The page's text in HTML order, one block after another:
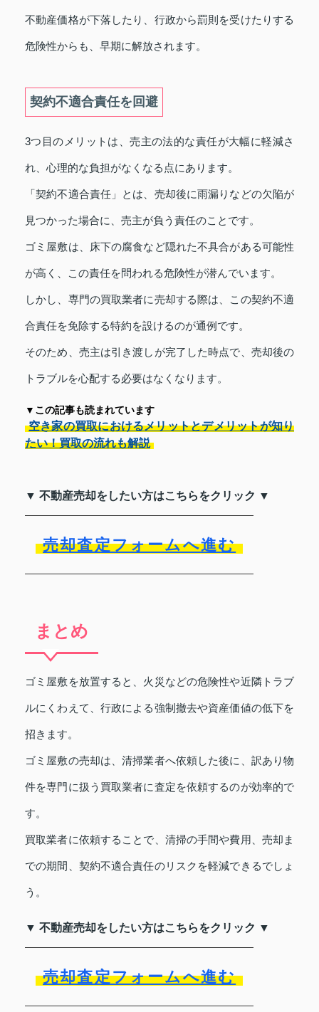
不動産価格が下落したり、行政から罰則を受けたりする
危険性からも、早期に解放されます。
契約不適合責任を回避
3つ目のメリットは、売主の法的な責任が大幅に軽減さ
れ、心理的な負担がなくなる点にあります。
「契約不適合責任」とは、売却後に雨漏りなどの欠陥が
見つかった場合に、売主が負う責任のことです。
ゴミ屋敷は、床下の腐食など隠れた不具合がある可能性
が高く、この責任を問われる危険性が潜んでいます。
しかし、専門の買取業者に売却する際は、この契約不適
合責任を免除する特約を設けるのが通例です。
そのため、売主は引き渡しが完了した時点で、売却後の
トラブルを心配する必要はなくなります。
▼この記事も読まれています
空き家の買取におけるメリットとデメリットが知り
たい！買取の流れも解説
▼ 不動産売却をしたい方はこちらをクリック ▼
売却査定フォームへ進む
まとめ
ゴミ屋敷を放置すると、火災などの危険性や近隣トラブ
ルにくわえて、行政による強制撤去や資産価値の低下を
招きます。
ゴミ屋敷の売却は、清掃業者へ依頼した後に、訳あり物
件を専門に扱う買取業者に査定を依頼するのが効率的で
す。
買取業者に依頼することで、清掃の手間や費用、売却ま
での期間、契約不適合責任のリスクを軽減できるでしょ
う。
▼ 不動産売却をしたい方はこちらをクリック ▼
売却査定フォームへ進む